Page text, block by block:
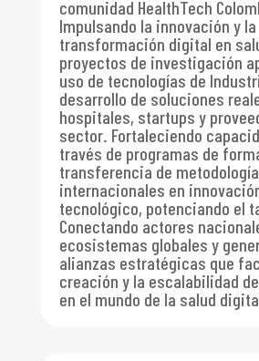
comunidad HealthTech
Impulsando la innovación y la
transformación digital en
proyectos de investigación
uso de tecnologías de
desarrollo de soluciones
hospitales, startups y
sector. Fortaleciendo
través de programas de
transferencia de
internacionales en
tecnológico, potenciando el
Conectando actores
ecosistemas globales y
alianzas estratégicas que
creación y la escalabilidad
en el mundo de la salud